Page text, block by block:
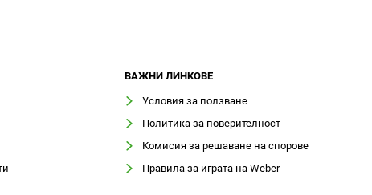
ВАЖНИ ЛИНКОВЕ
Условия за ползване
Политика за поверителност
Комисия за решаване на спорове
Правила за играта на Weber